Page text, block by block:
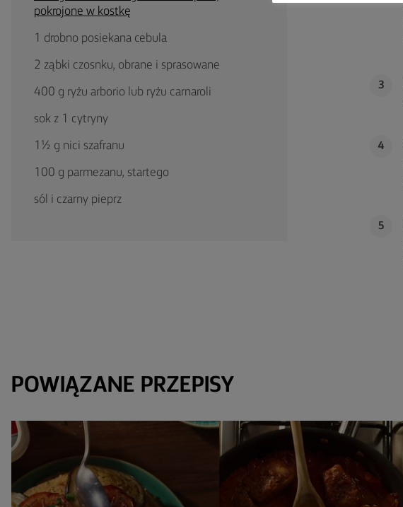
pokrojone w kostkę
1 drobno posiekana cebula
2 ząbki czosnku, obrane i sprasowane
400 g ryżu arborio lub ryżu carnaroli
sok z 1 cytryny
1½ g nici szafranu
100 g parmezanu, startego
sól i czarny pieprz
3
4
5
POWIĄZANE PRZEPISY